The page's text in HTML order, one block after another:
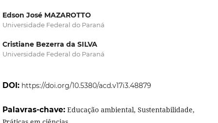
Edson José MAZAROTTO
Universidade Federal do Paraná
Cristiane Bezerra da SILVA
Universidade Federal do Paraná
DOI: https://doi.org/10.5380/acd.v17i3.48879
Palavras-chave: Educação ambiental, Sustentabilidade,